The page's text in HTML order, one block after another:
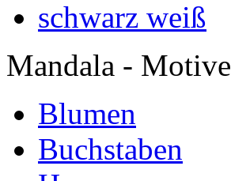
schwarz weiß
Mandala - Motive
Blumen
Buchstaben